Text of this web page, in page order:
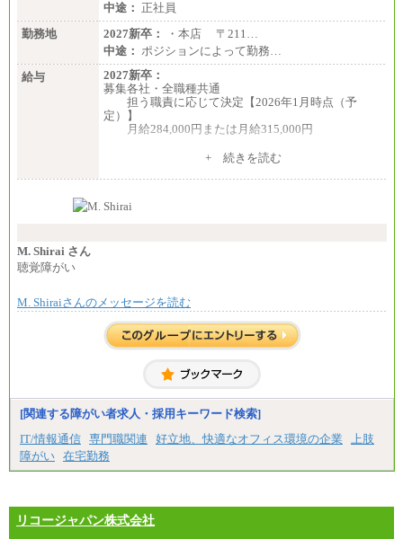
■(株)JTBパブリッシング ※2027年新卒募集終了
総合職 月給241,000円
中途：
①月給227,000円以上
②月給212,000円以上
③月給172,500円以上
④月給23万円～37万円
⑤月給20万円～25万円
⑥月給33万円～48万円
⑦月給271,000円以上
⑧～⑮月給200,000円〜月給400,000円
⑯月給185,000円以上
⑰月給237,000円以上
⑲東京：月給202,000 円以上 、京都：月給193,000 円
異なります
※試用期間中も給与に変更はございません。
中途： 正社員
勤務地
2027新卒：
・本店 〒211…
中途： ポジションによって勤務…
給与
2027新卒：
募集各社・全職種共通
担う職責に応じて決定【2026年1月時点（予
定）】
月給284,000円または月給315,000円
※入社後早期から、自律的な業務遂行が求めら
す。
い職責を担う方については、さらに高い金額を個別
※上記に加え、所定労働時間外に勤務をした場
※試用期間中も給与に変更はございません。
＜募集各社・全職種共通＞
月給21万円以上～
※試用期間中の給与に変更はありません。
ます。
+ 続きを読む
M. Shirai さん
聴覚障がい
M. Shiraiさんのメッセージを読む
[関連する障がい者求人・採用キーワード検索]
IT/情報通信 専門職関連 好立地、快適なオフィス環境の企業
上肢
障がい 在宅勤務
リコージャパン株式会社